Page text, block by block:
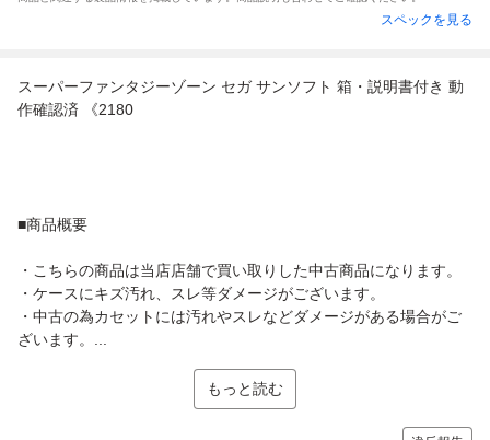
スペックを見る
スーパーファンタジーゾーン セガ サンソフト 箱・説明書付き 動
作確認済 《2180
■商品概要
・こちらの商品は当店店舗で買い取りした中古商品になります。
・ケースにキズ汚れ、スレ等ダメージがございます。
・中古の為カセットには汚れやスレなどダメージがある場合がご
ざいます。...
もっと読む